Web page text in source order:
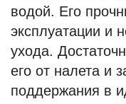
водой. Его
эксплуатации и
ухода.
его от налета и
поддержания в